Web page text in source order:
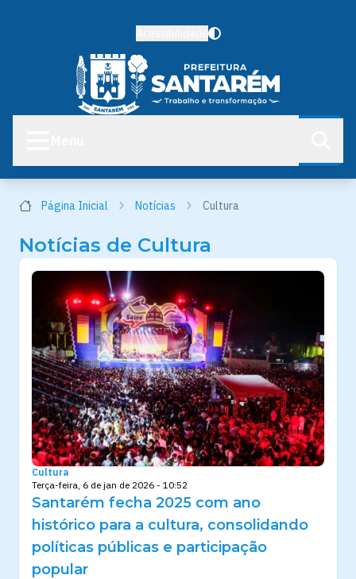
Página Inicial Notícias Cultura
Notícias de Cultura
Cultura
Terça-feira, 6 de jan de 2026 - 10:52
Santarém fecha 2025 com ano
histórico para a cultura, consolidando
políticas públicas e participação
popular